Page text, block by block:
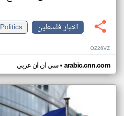
اخبار فلسطين
Politics
OZ26VZ
سي ان ان عربي• arabic.cnn.com